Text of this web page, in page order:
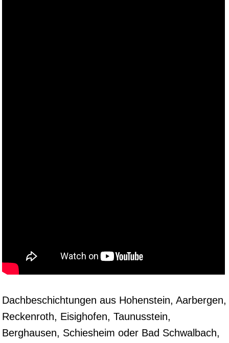
Dachbeschichtungen aus Hohenstein, Aarbergen,
Reckenroth, Eisighofen, Taunusstein,
Berghausen, Schiesheim oder Bad Schwalbach,